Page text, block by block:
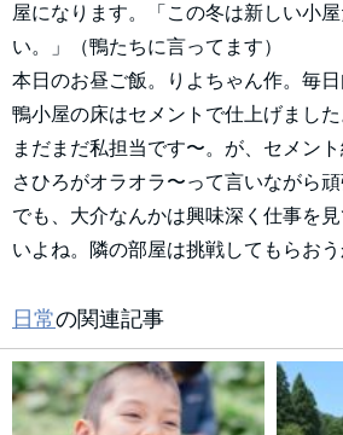
屋になります。「この冬は新しい小
い。」（鴨たちに言ってます）
本日のお昼ご飯。りよちゃん作。毎日
鴨小屋の床はセメントで仕上げまし
まだまだ私担当です〜。が、セメン
さひろがオラオラ〜って言いながら頑
でも、大介なんかは興味深く仕事を
いよね。隣の部屋は挑戦してもらおう
日常の関連記事